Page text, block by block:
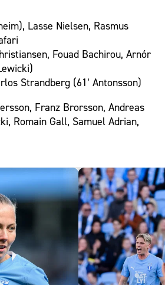
Lasse Nielsen, Rasmus
Fouad Bachirou, Arnór
Strandberg (61’ Antonsson)
Franz Brorsson, Andreas
Romain Gall, Samuel Adrian,